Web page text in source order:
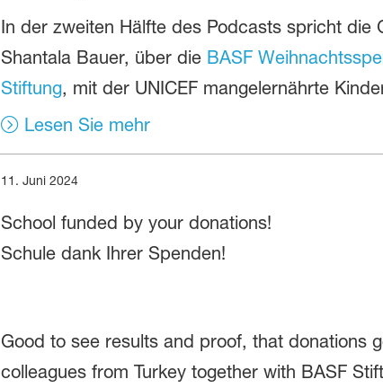
In der zweiten Hälfte des Podcasts spricht die
Shantala Bauer, über die BASF
Stiftung, mit der UNICEF mangelernährte
Lesen Sie mehr
11. Juni 2024
School funded by your donations!
Schule dank Ihrer Spenden!
Good to see results and proof, that donations
colleagues from Turkey together with BASF